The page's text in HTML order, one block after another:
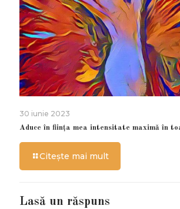
30 iunie 2023
Aduce în ființa mea intensitate maximă în
Citește mai mult
Lasă un răspuns